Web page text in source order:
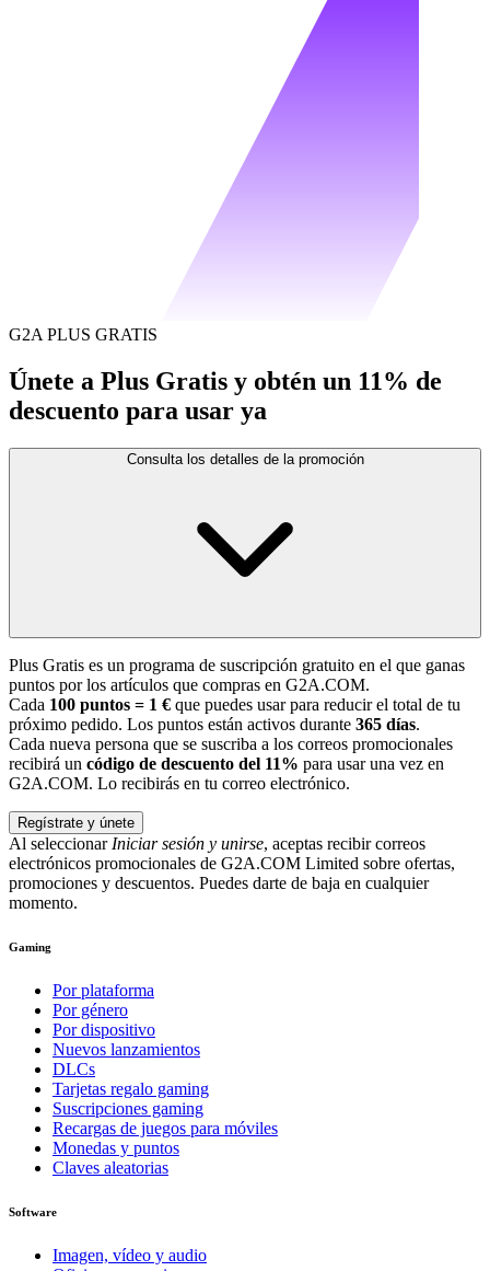
G2A PLUS GRATIS
Únete a Plus Gratis y obtén un 11% de
descuento para usar ya
Consulta los detalles de la promoción
Plus Gratis es un programa de suscripción gratuito en el que ganas
puntos por los artículos que compras en G2A.COM.
Cada 100 puntos = 1 € que puedes usar para reducir el total de tu
próximo pedido. Los puntos están activos durante 365 días.
Cada nueva persona que se suscriba a los correos promocionales
recibirá un código de descuento del 11% para usar una vez en
G2A.COM. Lo recibirás en tu correo electrónico.
Regístrate y únete
Al seleccionar Iniciar sesión y unirse, aceptas recibir correos
electrónicos promocionales de G2A.COM Limited sobre ofertas,
promociones y descuentos. Puedes darte de baja en cualquier
momento.
Gaming
Por plataforma
Por género
Por dispositivo
Nuevos lanzamientos
DLCs
Tarjetas regalo gaming
Suscripciones gaming
Recargas de juegos para móviles
Monedas y puntos
Claves aleatorias
Software
Imagen, vídeo y audio